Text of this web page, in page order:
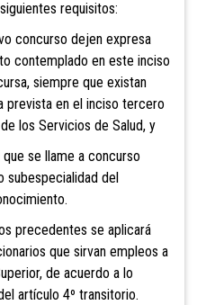
requisitos:
concurso dejen expresa
contemplado en este inciso
siempre que existan
prevista en el inciso tercero
los Servicios de Salud, y
se llame a concurso
subespecialidad del
precedentes se aplicará
que sirvan empleos a
de acuerdo a lo
artículo 4º transitorio.